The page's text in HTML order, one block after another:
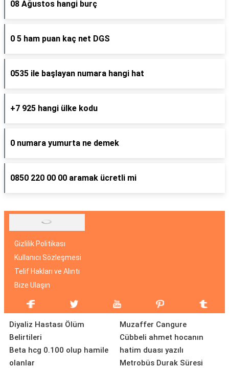
08 Ağustos hangi burç
0 5 ham puan kaç net DGS
0535 ile başlayan numara hangi hat
+7 925 hangi ülke kodu
0 numara yumurta ne demek
0850 220 00 00 aramak ücretli mi
Gizlilik Politikası
Kullanıcı Sözleşmesi
Telif Hakları ve Alıntı
Bize Ulaşın
Diyaliz Hastası Ölüm
Belirtileri
Beta hcg 0.100 olup hamile
olanlar
Muzaffer Cangure
Cübbeli ahmet hocanın
hatim duası yazılı
Metrobüs Durak Süresi